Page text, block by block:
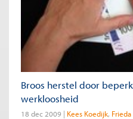
Broos herstel door
werkloosheid
18 dec 2009 Kees Koedijk